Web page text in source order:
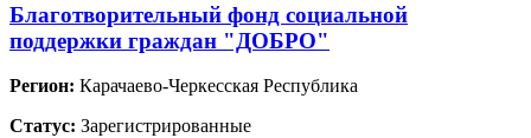
Благотворительный фонд социальной
поддержки граждан "ДОБРО"
Регион: Карачаево-Черкесская Республика
Статус: Зарегистрированные